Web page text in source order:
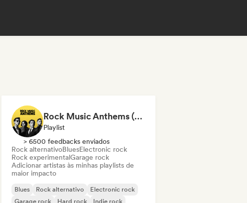
Rock Music Anthems (MonkeyPlaylists)
Playlist
> 6500 feedbacks enviados
Rock alternativoBluesElectronic rock
Rock experimentalGarage rock
Adicionar artistas às minhas playlists de
maior impacto
Blues Rock alternativo
Electronic rock
Garage rock
Hard rock
Indie rock